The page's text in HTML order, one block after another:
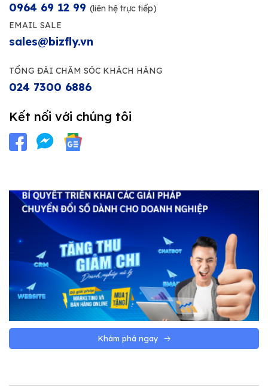
0964 69 12 99 (liên hệ trực tiếp)
EMAIL SALE
sales@bizfly.vn
TỔNG ĐÀI CHĂM SÓC KHÁCH HÀNG
024 7300 6886
Kết nối với chúng tôi
Khám phá ngay